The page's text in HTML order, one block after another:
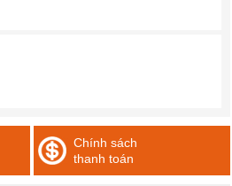
Chính sách
thanh toán